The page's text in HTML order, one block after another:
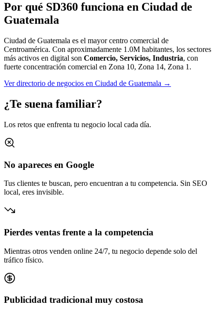
Por qué SD360 funciona en Ciudad de
Guatemala
Ciudad de Guatemala es el mayor centro comercial de
Centroamérica. Con aproximadamente 1.0M habitantes, los sectores
más activos en digital son Comercio, Servicios, Industria, con
fuerte concentración comercial en Zona 10, Zona 14, Zona 1 .
Ver directorio de negocios en Ciudad de Guatemala →
¿Te suena familiar?
Los retos que enfrenta tu negocio local cada día.
No apareces en Google
Tus clientes te buscan, pero encuentran a tu competencia. Sin SEO
local, eres invisible.
Pierdes ventas frente a la competencia
Mientras otros venden online 24/7, tu negocio depende solo del
tráfico físico.
Publicidad tradicional muy costosa